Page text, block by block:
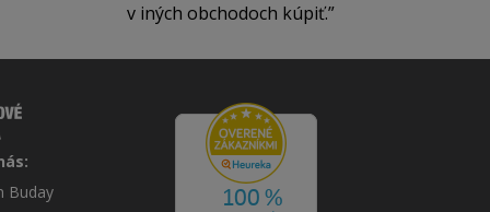
v iných obchodoch kúpiť.
Buday